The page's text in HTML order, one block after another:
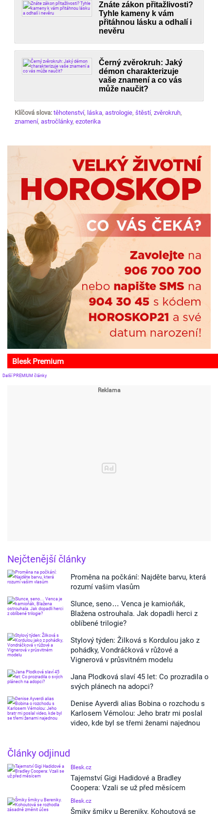
Znáte zákon přitažlivosti?
Tyhle kameny k vám
přitáhnou lásku a odhalí i
nevěru
Černý zvěrokruh: Jaký
démon charakterizuje
vaše znamení a co vás
může naučit?
Klíčová slova: těhotenství, láska, astrologie, štěstí, zvěrokruh,
znamení, astročlánky, ezoterika
Blesk Premium
Další PREMIUM články
Nejčtenější články
Proměna na počkání: Najděte barvu, která
rozumí vašim vlasům
Slunce, seno… Venca je kamioňák,
Blažena ostrouhala. Jak dopadli herci z
oblíbené trilogie?
Stylový týden: Žilková s Kordulou jako z
pohádky, Vondráčková v růžové a
Vignerová v průsvitném modelu
Jana Plodková slaví 45 let: Co prozradila o
svých plánech na adopci?
Denise Ayverdi alias Bobina o rozchodu s
Karlosem Vémolou: Jeho bratr mi poslal
video, kde byl se třemi ženami najednou
Články odjinud
Blesk.cz
Tajemství Gigi Hadidové a Bradley
Coopera: Vzali se už před měsícem
Blesk.cz
Šmiky šmiky u Bereniky. Kohoutová se